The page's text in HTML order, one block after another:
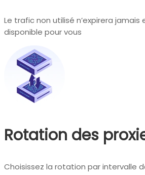
Le trafic non utilisé n’expirera
disponible pour vous
Rotation des
Choisissez la rotation par intervalle